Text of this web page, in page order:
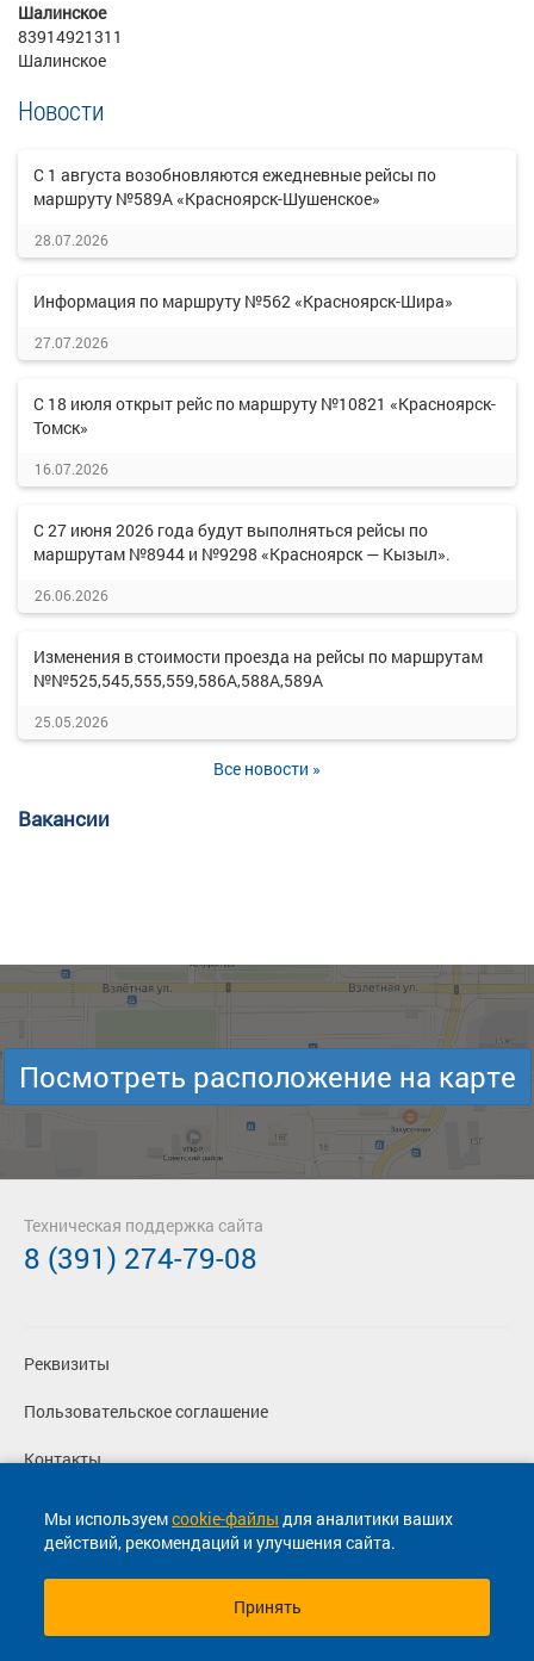
Шалинское
83914921311
Шалинское
Новости
С 1 августа возобновляются ежедневные рейсы по
маршруту №589А «Красноярск-Шушенское»
28.07.2026
Информация по маршруту №562 «Красноярск-Шира»
27.07.2026
С 18 июля открыт рейс по маршруту №10821 «Красноярск-
Томск»
16.07.2026
С 27 июня 2026 года будут выполняться рейсы по
маршрутам №8944 и №9298 «Красноярск — Кызыл».
26.06.2026
Изменения в стоимости проезда на рейсы по маршрутам
№№525,545,555,559,586А,588А,589А
25.05.2026
Все новости »
Вакансии
Мы используемcookie-файлы для аналитики ваших
действий, рекомендаций и улучшения сайта.
Принять
Посмотреть расположение на карте
Реквизиты
Пользовательское соглашение
Контакты
Политика конфиденциальности
Перевозчикам
Техническая поддержка сайта
8 (391) 274-79-08
© 2013-2026, ООО "Капитал"- Онлайн сервис продажи